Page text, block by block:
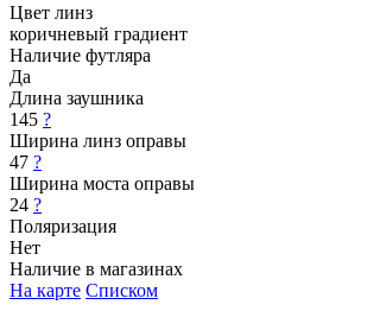
Цвет линз
коричневый градиент
Наличие футляра
Да
Длина заушника
145 ?
Ширина линз оправы
47 ?
Ширина моста оправы
24 ?
Поляризация
Нет
Наличие в магазинах
На карте Списком